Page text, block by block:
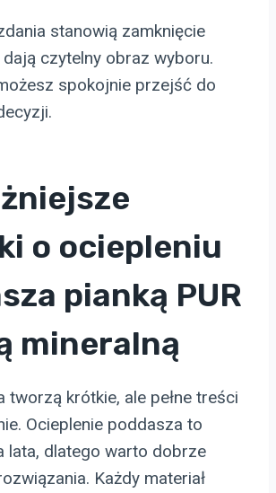
stanowią zamknięcie
czytelny obraz wyboru.
spokojnie przejść do
o ociepleniu
pianką PUR
mineralną
tworzą krótkie, ale pełne treści
Ocieplenie poddasza to
lata, dlatego warto dobrze
Każdy materiał